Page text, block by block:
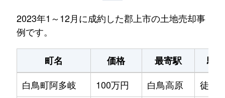
2023年1～12月に成約した郡上市の土地売却事
例です。
町名 価格 最寄駅
駅
白鳥町阿多岐
100万円 白鳥高原
徒歩